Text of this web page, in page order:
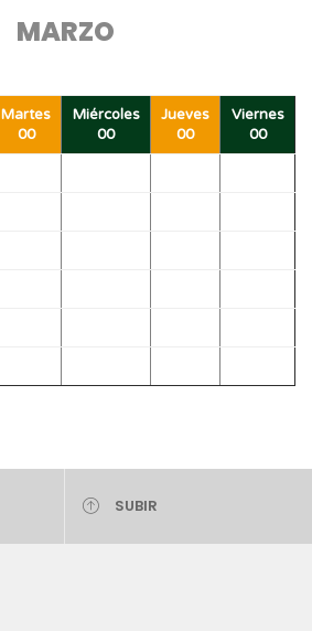
MARZO
Martes
00
Miércoles
00
Jueves
00
Viernes
00
SUBIR